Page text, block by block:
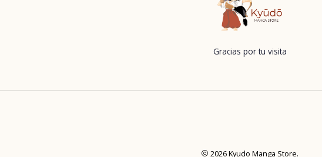
Gracias por tu visita
2026 Kyudo Manga Store.